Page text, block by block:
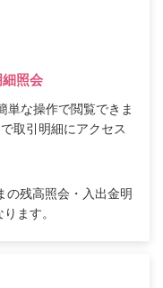
照会
単な操作で閲覧できま
取引明細にアクセス
の残高照会・入出金明
ます。